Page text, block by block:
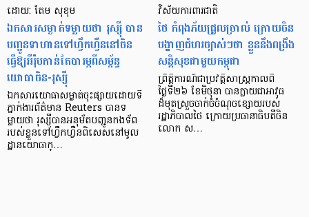
ដោយ: តែម សុខុម
ឯកសារសម្ងាត់​ទម្លាយថា រុស្ស៊ី បាន
បញ្ជូនទាហានទៅហ្វឹកហ្វឺននៅចិន
ធ្វើឱ្យអឺរ៉ុបកាន់តែបារម្ភពីសម្ព័ន្ធ
យោធាចិន-រុស្ស៊ី
ឯកសារយោធាសម្ងាត់ចុះផ្សាយដោយទី
ភ្នាក់ងារព័ត៌មាន Reuters បានទ
ម្លាយថា រុស្ស៊ីបានអនុម័តបញ្ជូនកងទ័ព
របស់ខ្លួនទៅហ្វឹកហ្វឺនពិសេសនៅមូល
ដ្ឋានយោធាក្…
វិស័យការពារជាតិ
ថៃ កំពុងភ័យជ្រួលច្រាល់ ក្រោយចិន
បង្ហាញជំហរច្បាស់ៗថា ខ្លួននឹងពង្រឹង
សន្តិសុខជាមួយកម្ពុជា
ព្រឹត្តិការណ៍ជាប្រវត្តិសាស្ត្រកាលពី
ថ្ងៃទី២៦ ខែមិថុនា បានក្លាយជាអាវុធ
ដ៏មុតស្រួចចាក់ចំចំណុចខ្សោយរបស់
រដ្ឋាភិបាលថៃ ក្រោយប្រធានាធិបតីចិន
លោក ស…